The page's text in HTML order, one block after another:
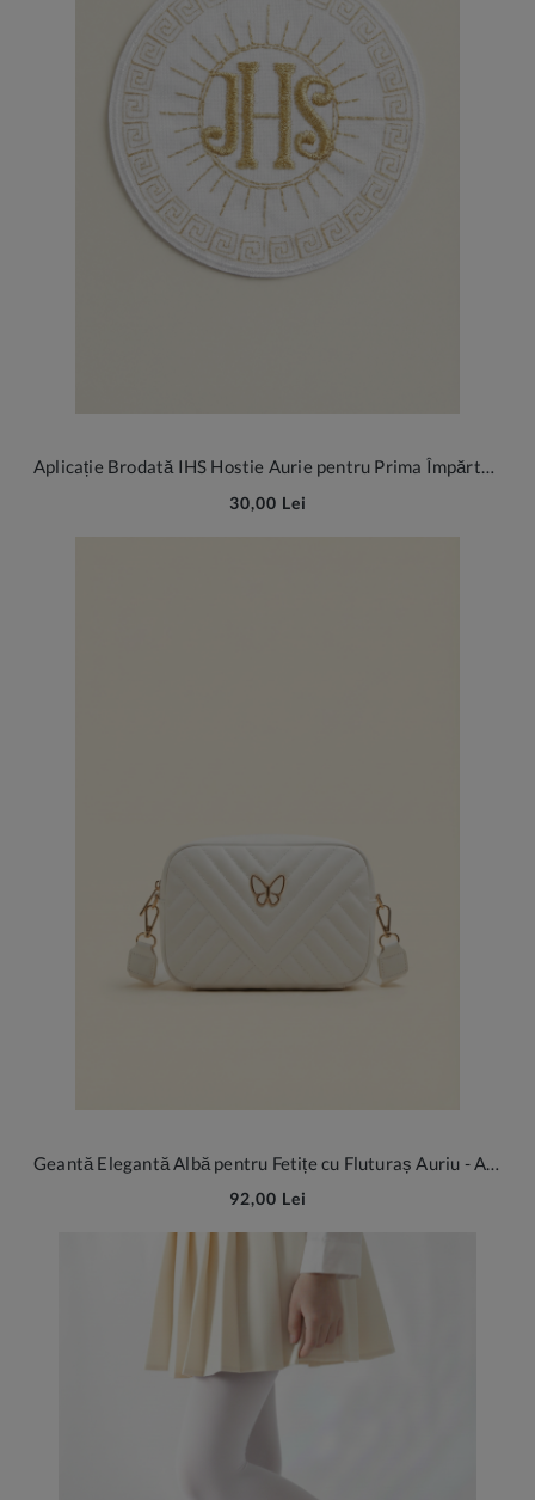
Aplicație Brodată IHS Hostie Aurie pentru Prima Împărtășanie - Emblema Eleganței Sacre 8cm
30,00 Lei
Geantă Elegantă Albă pentru Fetițe cu Fluturaș Auriu - Accesoriul Perfect pentru Micile Domnișoare
92,00 Lei